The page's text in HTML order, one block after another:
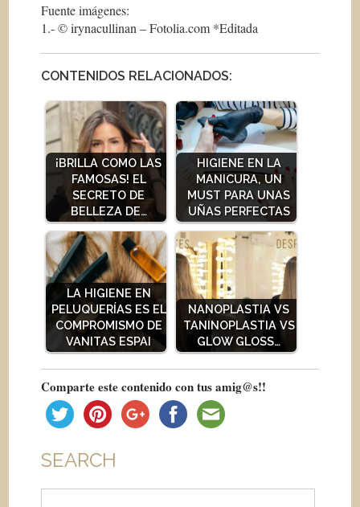
Fuente imágenes:
1.- © irynacullinan – Fotolia.com *Editada
CONTENIDOS RELACIONADOS:
¡BRILLA COMO LAS
FAMOSAS! EL
SECRETO DE
BELLEZA DE…
HIGIENE EN LA
MANICURA, UN
MUST PARA UNAS
UÑAS PERFECTAS
LA HIGIENE EN
PELUQUERÍAS ES EL
COMPROMISMO DE
VANITAS ESPAI
NANOPLASTIA VS
TANINOPLASTIA VS
GLOW GLOSS…
Comparte este contenido con tus amig@s!!
SEARCH